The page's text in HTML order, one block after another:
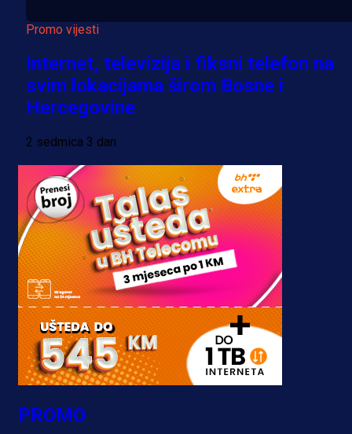
Promo vijesti
Internet, televizija i fiksni telefon na
svim lokacijama širom Bosne i
Hercegovine
2 sedmica 3 dan
PROMO